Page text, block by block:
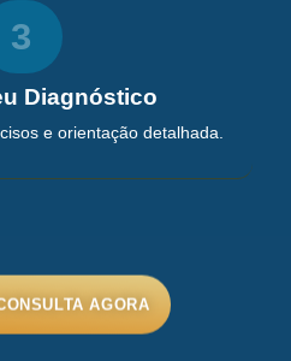
3
Diagnóstico
e orientação detalhada.
AGORA